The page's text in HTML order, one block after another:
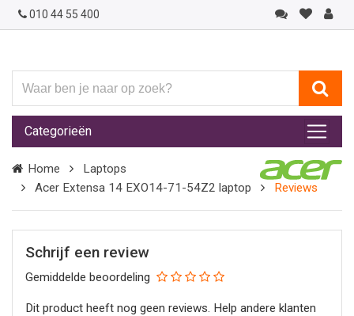
010 44 55 400
ben
je
naar
op
zoek?
Categorieën
Home
Laptops
Acer Extensa 14 EXO14-71-54Z2 laptop
Reviews
Schrijf een review
Gemiddelde beoordeling
Dit product heeft nog geen reviews. Help andere klanten